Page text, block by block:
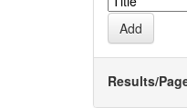
Results/